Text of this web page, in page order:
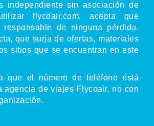
independiente sin asociación de
flycoair.com, acepta que
de ninguna pérdida,
que surja de ofertas, materiales
sitios que se encuentran en este
que el número de teléfono está
agencia de viajes Flycoair, no con